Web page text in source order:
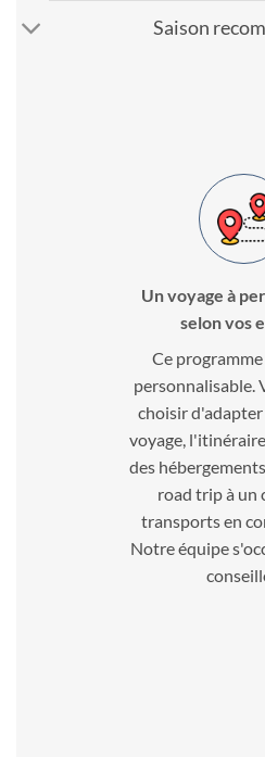
Saison
Un voyage à
selon vos
Ce
personnalisable.
choisir d'adapter
voyage,
des
road trip à un
transports en
Notre équipe